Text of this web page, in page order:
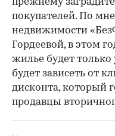
покупателей. По
недвижимости
Гордеевой, в этом
жилье будет только
будет зависеть от
дисконта, который
продавцы